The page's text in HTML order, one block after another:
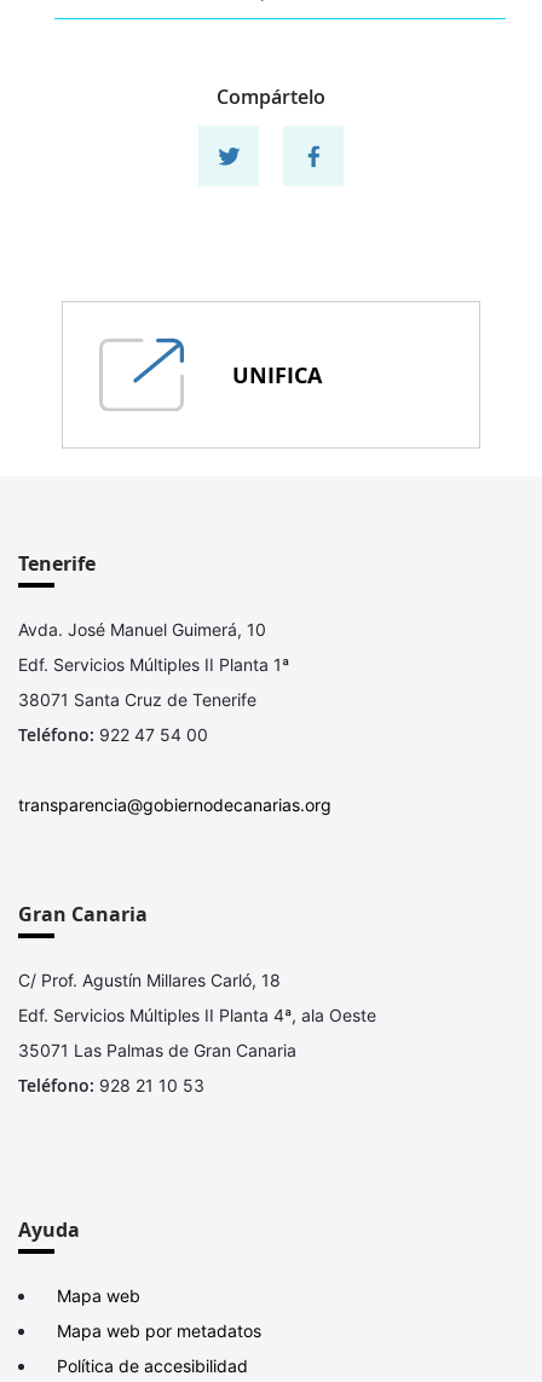
Compártelo
Compartir en twitterCompartir en facebook
UNIFICA
Tenerife
Avda. José Manuel Guimerá, 10
Edf. Servicios Múltiples II Planta 1ª
38071 Santa Cruz de Tenerife
Teléfono: 922 47 54 00
transparencia@gobiernodecanarias.org
Gran Canaria
C/ Prof. Agustín Millares Carló, 18
Edf. Servicios Múltiples II Planta 4ª, ala Oeste
35071 Las Palmas de Gran Canaria
Teléfono: 928 21 10 53
Ayuda
Mapa web
Mapa web por metadatos
Política de accesibilidad